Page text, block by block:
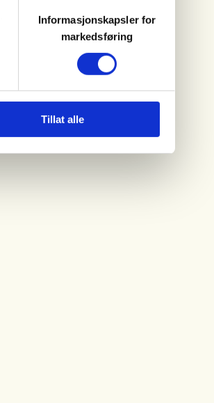
Informasjonskapsler for
markedsføring
Tillat alle